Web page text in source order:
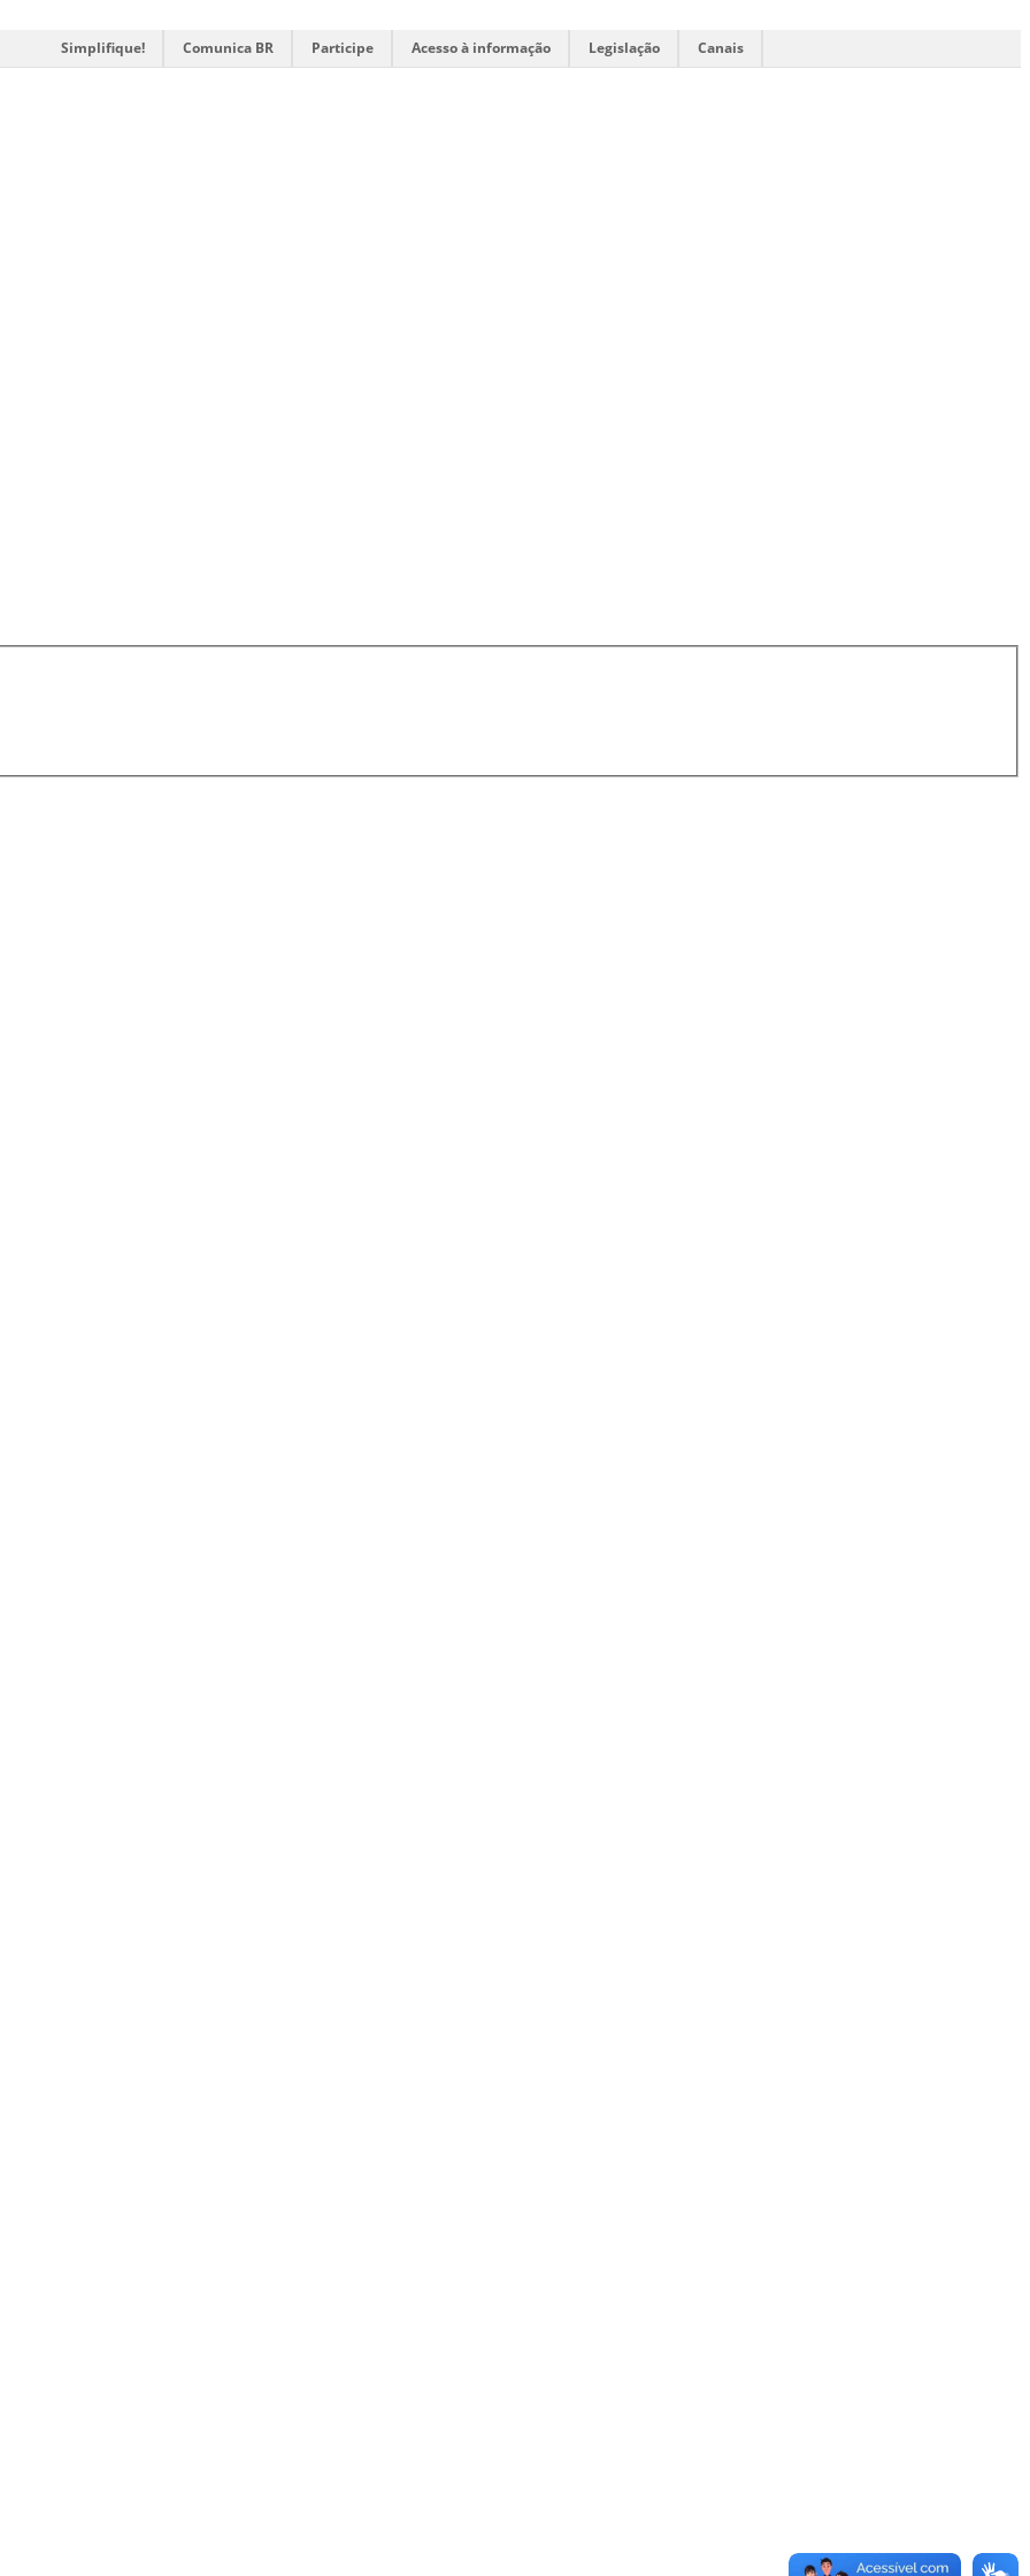
Simplifique! Comunica BR Participe Acesso à informação Legislação Canais